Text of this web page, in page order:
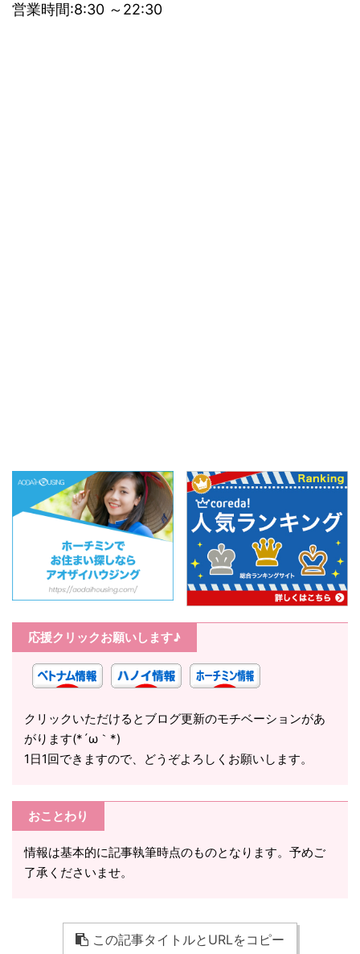
営業時間:8:30 ～22:30
応援クリックお願いします♪
クリックいただけるとブログ更新のモチベーションがあ
がります(*´ω｀*)
1日1回できますので、どうぞよろしくお願いします。
おことわり
情報は基本的に記事執筆時点のものとなります。予めご
了承くださいませ。
この記事タイトルとURLをコピー